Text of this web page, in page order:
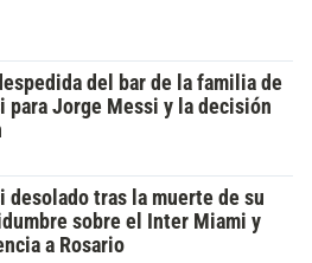
del bar de la familia de
para Jorge Messi y la decisión
desolado tras la muerte de su
sobre el Inter Miami y
a Rosario